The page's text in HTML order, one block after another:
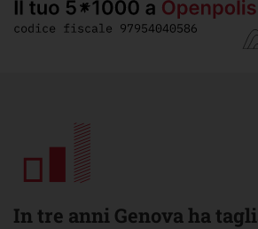
In tre anni Genova ha